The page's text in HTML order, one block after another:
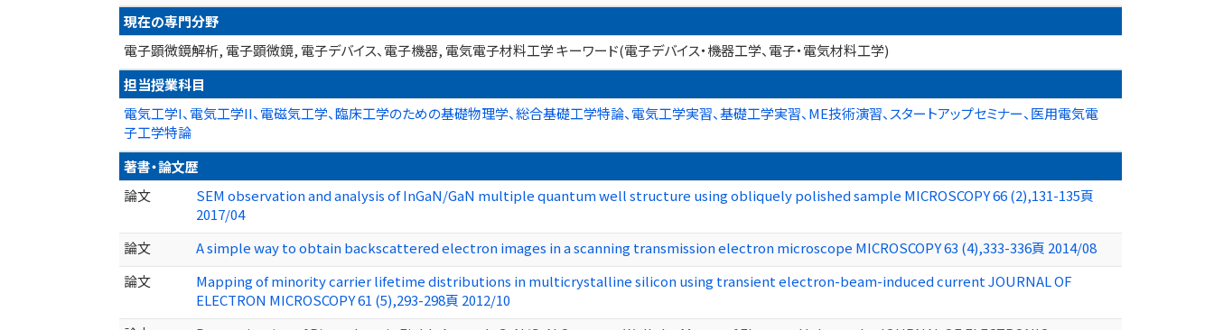
現在の専門分野
電子顕微鏡解析, 電子顕微鏡, 電子デバイス、電子機器, 電気電子材料工学 キーワード(電子デバイス・機器工学、電子・電気材料工学)
担当授業科目
電気工学I、電気工学II、電磁気工学、臨床工学のための基礎物理学、総合基礎工学特論、電気工学実習、基礎工学実習、ME技術演習、スタートアップセミナー、医用電気電
子工学特論
著書・論文歴
論文
SEM observation and analysis of InGaN/GaN multiple quantum well structure using obliquely polished sample MICROSCOPY 66 (2),131-135頁
2017/04
論文
A simple way to obtain backscattered electron images in a scanning transmission electron microscope MICROSCOPY 63 (4),333-336頁 2014/08
論文
Mapping of minority carrier lifetime distributions in multicrystalline silicon using transient electron-beam-induced current JOURNAL OF
ELECTRON MICROSCOPY 61 (5),293-298頁 2012/10